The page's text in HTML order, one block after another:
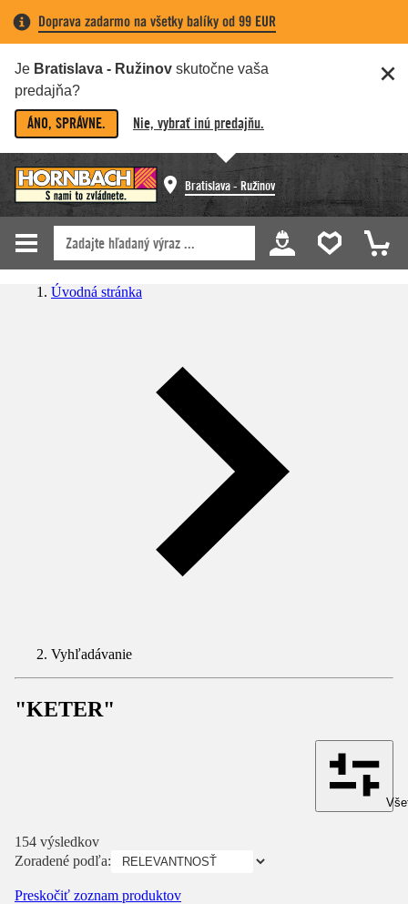
Doprava zadarmo na všetky balíky od 99 EUR
Je Bratislava - Ružinov skutočne vaša
predajňa?
ÁNO, SPRÁVNE. Nie, vybrať inú predajňu.
Bratislava - Ružinov
Úvodná stránka
Vyhľadávanie
"KETER"
154 výsledkov
Zoradené podľa:
Preskočiť zoznam produktov